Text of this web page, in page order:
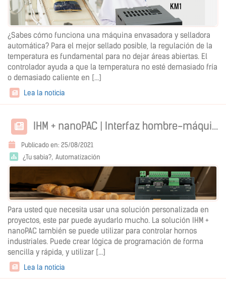
¿Sabes cómo funciona una máquina envasadora y selladora
automática? Para el mejor sellado posible, la regulación de la
temperatura es fundamental para no dejar áreas abiertas. El
controlador ayuda a que la temperatura no esté demasiado fría
o demasiado caliente en [...]
Lea la noticia
IHM + nanoPAC | Interfaz hombre-máquina
Publicado en: 25/08/2021
¿Tu sabia? Automatización
Para usted que necesita usar una solución personalizada en
proyectos, este par puede ayudarlo mucho. La solución IHM +
nanoPAC también se puede utilizar para controlar hornos
industriales. Puede crear lógica de programación de forma
sencilla y rápida, y utilizar [...]
Lea la noticia